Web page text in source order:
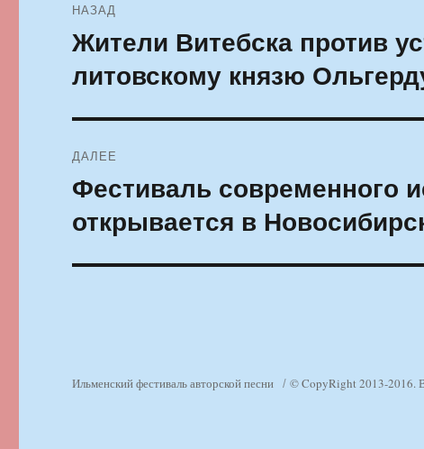
по
записям
НАЗАД
Предыдущая
Жители Витебска против
литовскому князю
ДАЛЕЕ
Следующая
Фестиваль современного
открывается в
Ильменский фестиваль авторской песни © CopyRight 2013-2016.